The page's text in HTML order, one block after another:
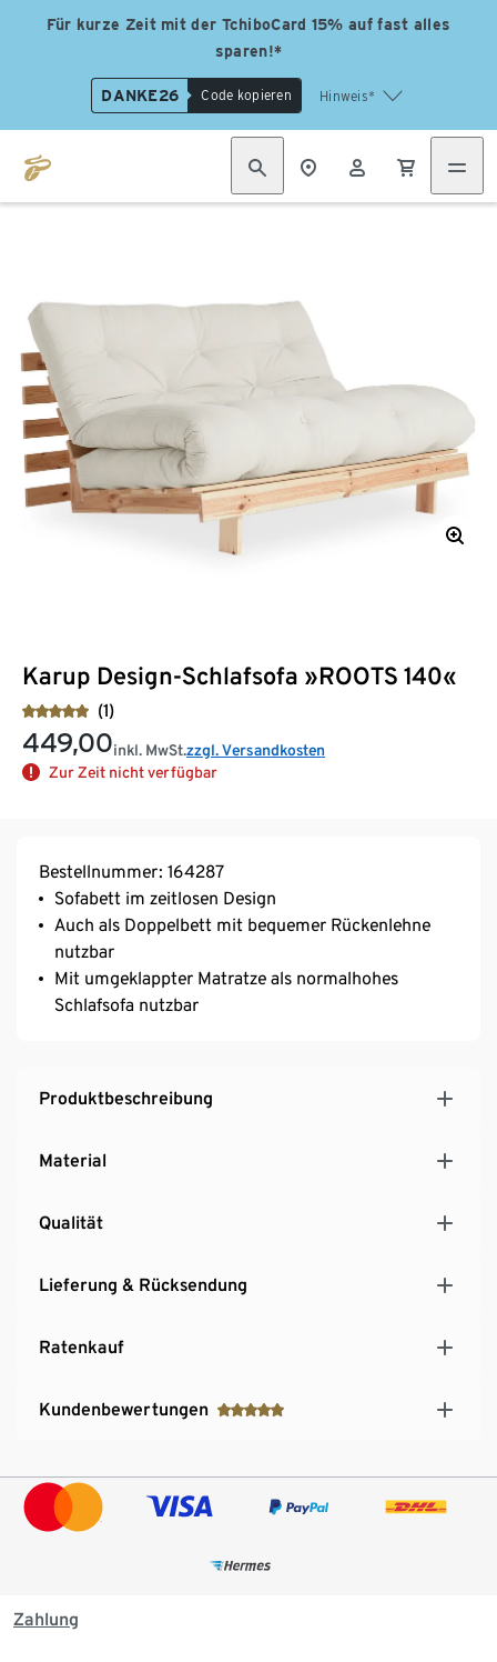
Für kurze Zeit mit der TchiboCard 15% auf fast alles
sparen!*
DANKE26 Code kopieren Hinweis*
Karup Design-Schlafsofa »ROOTS 140«
(1)
449,00inkl. MwSt.zzgl. Versandkosten
Zur Zeit nicht verfügbar
Bestellnummer: 164287
Sofabett im zeitlosen Design
Auch als Doppelbett mit bequemer Rückenlehne
nutzbar
Mit umgeklappter Matratze als normalhohes
Schlafsofa nutzbar
Produktbeschreibung
Material
Qualität
Lieferung & Rücksendung
Ratenkauf
Kundenbewertungen
Zahlung